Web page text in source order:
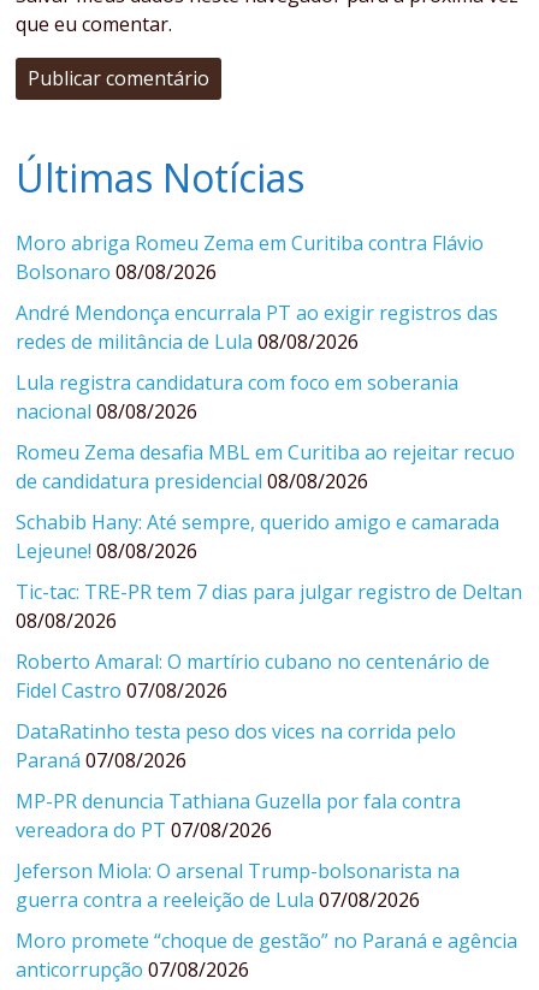
que eu comentar.
Últimas Notícias
Moro abriga Romeu Zema em Curitiba contra Flávio
Bolsonaro 08/08/2026
André Mendonça encurrala PT ao exigir registros das
redes de militância de Lula 08/08/2026
Lula registra candidatura com foco em soberania
nacional 08/08/2026
Romeu Zema desafia MBL em Curitiba ao rejeitar recuo
de candidatura presidencial 08/08/2026
Schabib Hany: Até sempre, querido amigo e camarada
Lejeune! 08/08/2026
Tic-tac: TRE-PR tem 7 dias para julgar registro de Deltan
08/08/2026
Roberto Amaral: O martírio cubano no centenário de
Fidel Castro 07/08/2026
DataRatinho testa peso dos vices na corrida pelo
Paraná 07/08/2026
MP-PR denuncia Tathiana Guzella por fala contra
vereadora do PT 07/08/2026
Jeferson Miola: O arsenal Trump-bolsonarista na
guerra contra a reeleição de Lula 07/08/2026
Moro promete “choque de gestão” no Paraná e agência
anticorrupção 07/08/2026